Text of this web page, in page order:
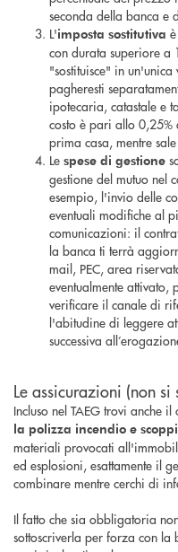
seconda della banca e
L'imposta sostitutiva
con durata superiore a
"sostituisce" in
pagheresti
ipotecaria, catastale e
costo è pari allo 0,25%
prima casa, mentre
Le spese di gestione
gestione del mutuo nel
esempio, l'invio delle
eventuali modifiche al
comunicazioni: il
la banca ti terrà
mail, PEC, area
eventualmente
verificare il canale di
l'abitudine di leggere
successiva
Le assicurazioni (non
Incluso nel TAEG trovi anche
la polizza incendio e
materiali provocati
ed esplosioni, esattamente il
combinare mentre cerchi di
Il fatto che sia obbligatoria
sottoscriverla per forza con la